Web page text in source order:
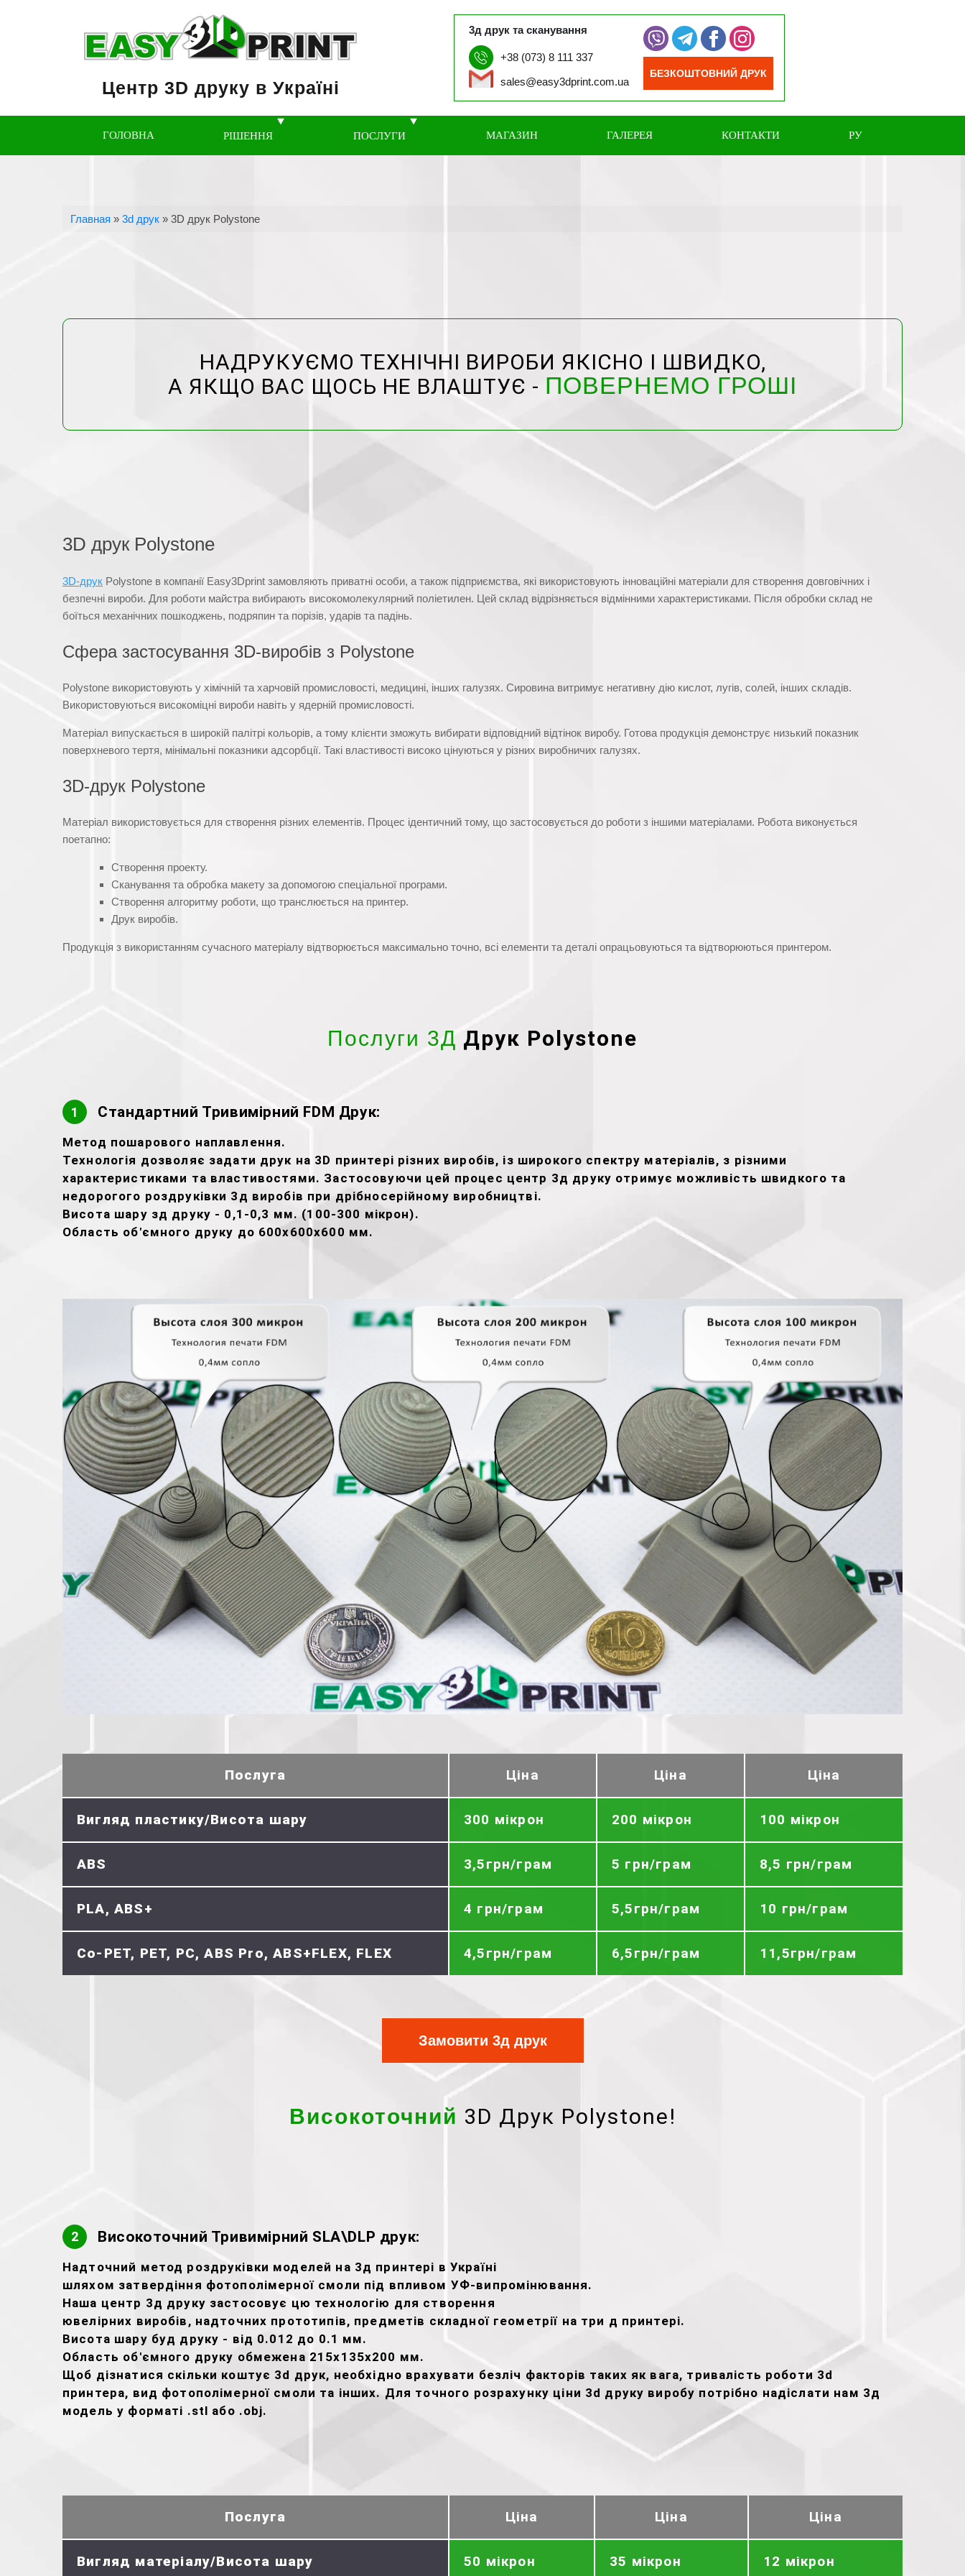
Центр 3D друку в Україні
3д друк та сканування
+38 (073) 8 111 337
sales@easy3dprint.com.ua
БЕЗКОШТОВНИЙ ДРУК
ГОЛОВНА РІШЕННЯ ПОСЛУГИ МАГАЗИН ГАЛЕРЕЯ КОНТАКТИ РУ
Главная »3d друк »3D друк Polystone
НАДРУКУЄМО ТЕХНІЧНІ ВИРОБИ ЯКІСНО І ШВИДКО,
А ЯКЩО ВАС ЩОСЬ НЕ ВЛАШТУЄ - ПОВЕРНЕМО ГРОШІ
3D друк Polystone
3D-друк Polystone в компанії Easy3Dprint замовляють приватні особи, а також підприємства, які використовують інноваційні матеріали для створення довговічних і
безпечні вироби. Для роботи майстра вибирають високомолекулярний поліетилен. Цей склад відрізняється відмінними характеристиками. Після обробки склад не
боїться механічних пошкоджень, подряпин та порізів, ударів та падінь.
Сфера застосування 3D-виробів з Polystone
Polystone використовують у хімічній та харчовій промисловості, медицині, інших галузях. Сировина витримує негативну дію кислот, лугів, солей, інших складів.
Використовуються високоміцні вироби навіть у ядерній промисловості.
Матеріал випускається в широкій палітрі кольорів, а тому клієнти зможуть вибирати відповідний відтінок виробу. Готова продукція демонструє низький показник
поверхневого тертя, мінімальні показники адсорбції. Такі властивості високо цінуються у різних виробничих галузях.
3D-друк Polystone
Матеріал використовується для створення різних елементів. Процес ідентичний тому, що застосовується до роботи з іншими матеріалами. Робота виконується
поетапно:
Створення проекту.
Сканування та обробка макету за допомогою спеціальної програми.
Створення алгоритму роботи, що транслюється на принтер.
Друк виробів.
Продукція з використанням сучасного матеріалу відтворюється максимально точно, всі елементи та деталі опрацьовуються та відтворюються принтером.
Послуги 3Д Друк Polystone
1 Стандартний Тривимірний FDM Друк:
Метод пошарового наплавлення.
Технологія дозволяє задати друк на 3D принтері різних виробів, із широкого спектру матеріалів, з різними
характеристиками та властивостями. Застосовуючи цей процес центр 3д друку отримує можливість швидкого та
недорогого роздруківки 3д виробів при дрібносерійному виробництві.
Висота шару зд друку - 0,1-0,3 мм. (100-300 мікрон).
Область об'ємного друку до 600х600х600 мм.
Послуга Ціна Ціна Ціна
Вигляд пластику/Висота шару 300 мікрон 200 мікрон 100 мікрон
ABS 3,5грн/грам 5 грн/грам 8,5 грн/грам
PLA, ABS+ 4 грн/грам 5,5грн/грам 10 грн/грам
Co-PET, PET, PC, ABS Pro, ABS+FLEX, FLEX 4,5грн/грам 6,5грн/грам 11,5грн/грам
Замовити 3д друк
Високоточний 3D Друк Polystone!
2 Високоточний Тривимірний SLA\DLP друк:
Надточний метод роздруківки моделей на 3д принтері в Україні
шляхом затвердіння фотополімерної смоли під впливом УФ-випромінювання.
Наша центр 3д друку застосовує цю технологію для створення
ювелірних виробів, надточних прототипів, предметів складної геометрії на три д принтері.
Висота шару буд друку - від 0.012 до 0.1 мм.
Область об'ємного друку обмежена 215х135х200 мм.
Щоб дізнатися скільки коштує 3d друк, необхідно врахувати безліч факторів таких як вага, тривалість роботи 3d
принтера, вид фотополімерної смоли та інших. Для точного розрахунку ціни 3d друку виробу потрібно надіслати нам 3д
модель у форматі .stl або .obj.
Послуга Ціна Ціна Ціна
Вигляд матеріалу/Висота шару 50 мікрон 35 мікрон 12 мікрон